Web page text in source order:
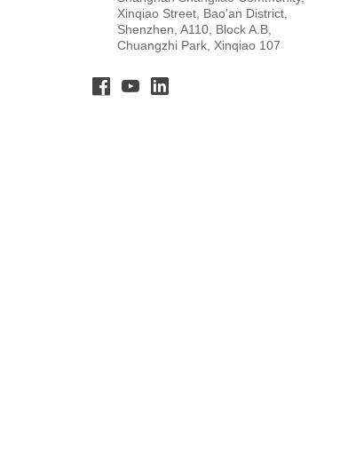
Xinqiao Street, Bao'an District,
Shenzhen, A110, Block A.B,
Chuangzhi Park, Xinqiao 107